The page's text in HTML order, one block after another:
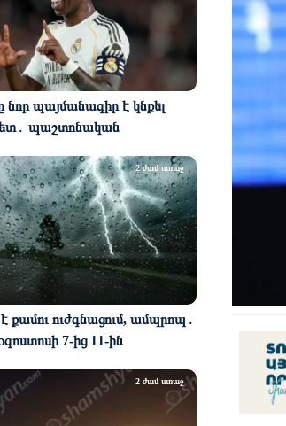
նոր պայմանագիր է կնքել
պաշտոնական
քամու ուժգնացում, ամպրոպ․
7-ից 11-ին
2 ժամ առաջ
2 ժամ առաջ